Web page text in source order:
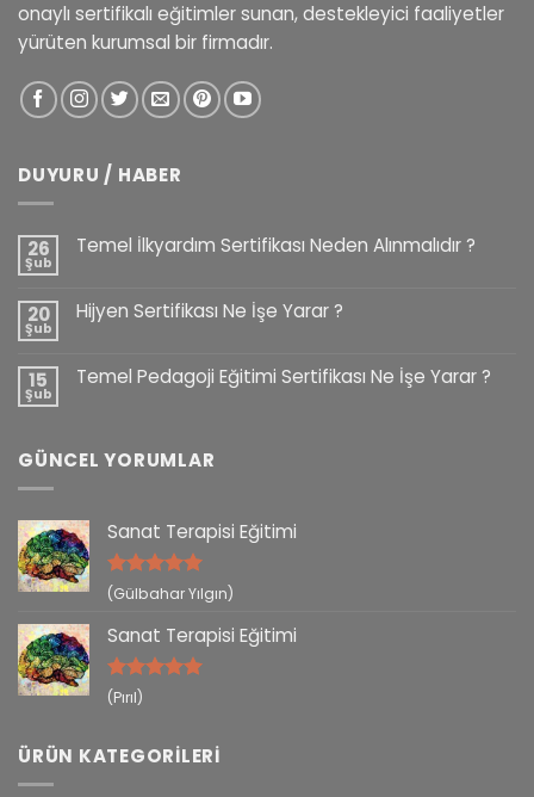
onaylı sertifikalı eğitimler sunan, destekleyici faaliyetler
yürüten kurumsal bir firmadır.
DUYURU / HABER
26
Şub
Temel İlkyardım Sertifikası Neden Alınmalıdır ?
20
Şub
Hijyen Sertifikası Ne İşe Yarar ?
15
Şub
Temel Pedagoji Eğitimi Sertifikası Ne İşe Yarar ?
GÜNCEL YORUMLAR
Sanat Terapisi Eğitimi
5 üzerinden
(Gülbahar Yılgın)
Sanat Terapisi Eğitimi
5 üzerinden
(Pırıl)
ÜRÜN KATEGORILERI